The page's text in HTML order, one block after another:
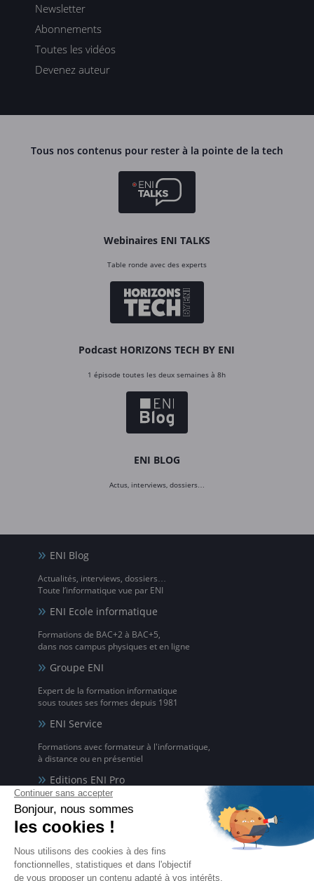
Newsletter
Abonnements
Toutes les vidéos
Devenez auteur
Tous nos contenus pour rester à la pointe de la tech
Webinaires ENI TALKS
Table ronde avec des experts
Podcast HORIZONS TECH BY ENI
1 épisode toutes les deux semaines à 8h
ENI BLOG
Actus, interviews, dossiers…
ENI Blog
Actualités, interviews, dossiers…
Toute l’informatique vue par ENI
ENI Ecole informatique
Formations de BAC+2 à BAC+5,
dans nos campus physiques et en ligne
Groupe ENI
Expert de la formation informatique
sous toutes ses formes depuis 1981
ENI Service
Formations avec formateur à l'informatique,
à distance ou en présentiel
Editions ENI Pro
pour les organismes de formation
ENI elearning
La solution de formation à l'informatique en ligne,
disponible en 5 langues